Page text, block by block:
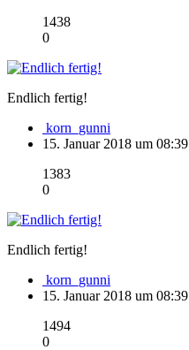
1438
0
Endlich fertig!
korn_gunni
15. Januar 2018 um 08:39
1383
0
Endlich fertig!
korn_gunni
15. Januar 2018 um 08:39
1494
0